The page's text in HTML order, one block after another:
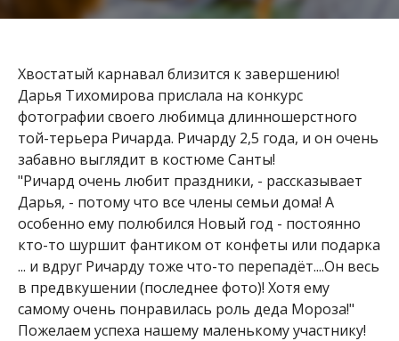
Хвостатый карнавал близится к завершению!
Дарья Тихомирова прислала на конкурс
фотографии своего любимца длинношерстного
той-терьера Ричарда. Ричарду 2,5 года, и он очень
забавно выглядит в костюме Санты!
"Ричард очень любит праздники, - рассказывает
Дарья, - потому что все члены семьи дома! А
особенно ему полюбился Новый год - постоянно
кто-то шуршит фантиком от конфеты или подарка
... и вдруг Ричарду тоже что-то перепадёт....Он весь
в предвкушении (последнее фото)! Хотя ему
самому очень понравилась роль деда Мороза!"
Пожелаем успеха нашему маленькому участнику!